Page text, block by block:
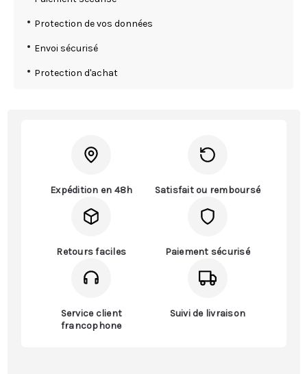
Protection de vos données
Envoi sécurisé
Protection d'achat
Expédition en 48h Satisfait ou remboursé
Retours faciles Paiement sécurisé
Service client
francophone
Suivi de livraison